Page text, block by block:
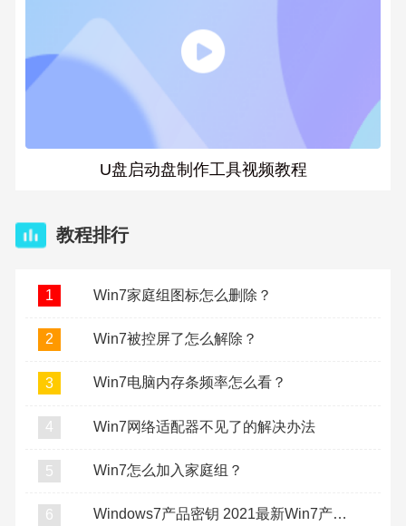
U盘启动盘制作工具视频教程
教程排行
1 Win7家庭组图标怎么删除？
2 Win7被控屏了怎么解除？
3 Win7电脑内存条频率怎么看？
4 Win7网络适配器不见了的解决办法
5 Win7怎么加入家庭组？
6 Windows7产品密钥 2021最新Win7产品密钥分享